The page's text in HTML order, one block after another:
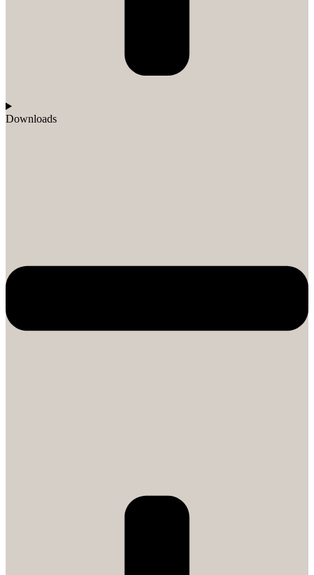
Downloads